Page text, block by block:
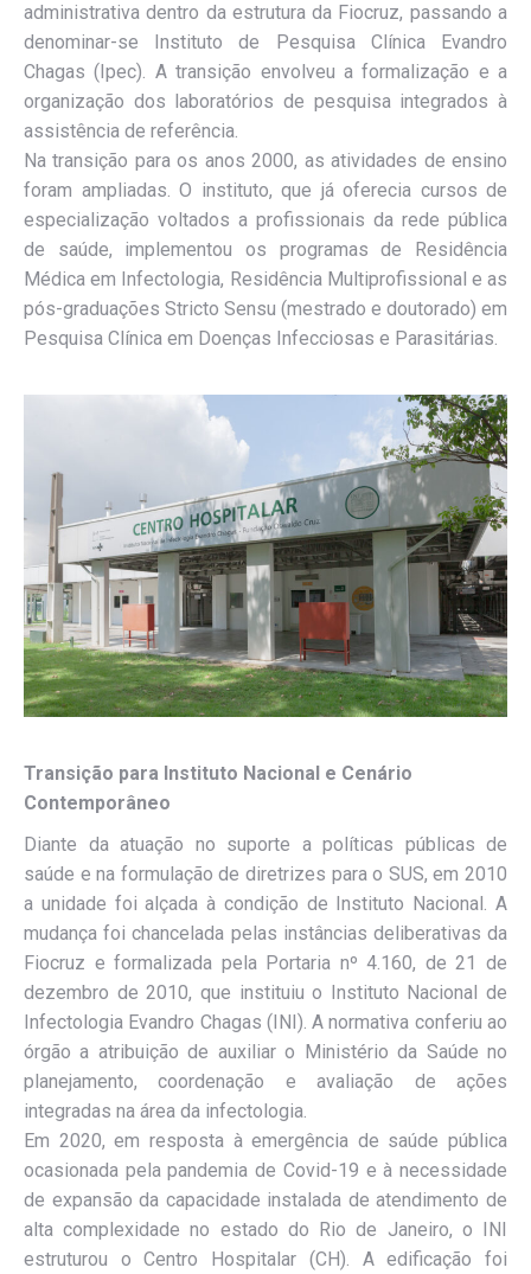
administrativa dentro da estrutura da Fiocruz, passando a
denominar-se Instituto de Pesquisa Clínica Evandro
Chagas (Ipec). A transição envolveu a formalização e a
organização dos laboratórios de pesquisa integrados à
assistência de referência.
Na transição para os anos 2000, as atividades de ensino
foram ampliadas. O instituto, que já oferecia cursos de
especialização voltados a profissionais da rede pública
de saúde, implementou os programas de Residência
Médica em Infectologia, Residência Multiprofissional e as
pós-graduações Stricto Sensu (mestrado e doutorado) em
Pesquisa Clínica em Doenças Infecciosas e Parasitárias.
Transição para Instituto Nacional e Cenário
Contemporâneo
Diante da atuação no suporte a políticas públicas de
saúde e na formulação de diretrizes para o SUS, em 2010
a unidade foi alçada à condição de Instituto Nacional. A
mudança foi chancelada pelas instâncias deliberativas da
Fiocruz e formalizada pela Portaria nº 4.160, de 21 de
dezembro de 2010, que instituiu o Instituto Nacional de
Infectologia Evandro Chagas (INI). A normativa conferiu ao
órgão a atribuição de auxiliar o Ministério da Saúde no
planejamento, coordenação e avaliação de ações
integradas na área da infectologia.
Em 2020, em resposta à emergência de saúde pública
ocasionada pela pandemia de Covid-19 e à necessidade
de expansão da capacidade instalada de atendimento de
alta complexidade no estado do Rio de Janeiro, o INI
estruturou o Centro Hospitalar (CH). A edificação foi